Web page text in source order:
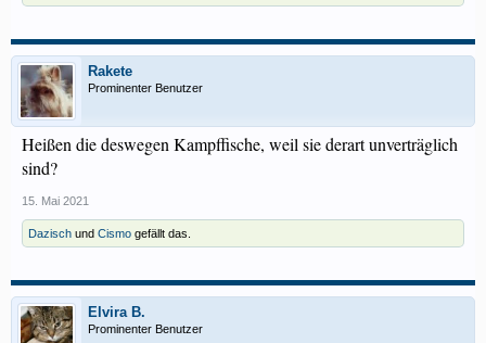
Rakete
Prominenter Benutzer
Heißen die deswegen Kampffische, weil sie derart unverträglich
sind?
15. Mai 2021
Dazisch und Cismo gefällt das.
Elvira B.
Prominenter Benutzer